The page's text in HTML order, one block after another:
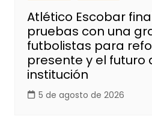
Atlético Escobar
pruebas con una
futbolistas para
presente y el futuro
institución
5 de agosto de 2026